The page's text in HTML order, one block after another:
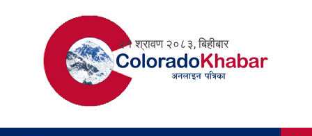
२१ श्रावण २०८३, बिहीबार